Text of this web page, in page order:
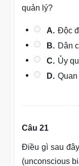
quản lý?
A. Độc
B. Dân
C. Ủy
D.
Câu 21
Điều gì sau
(unconscious